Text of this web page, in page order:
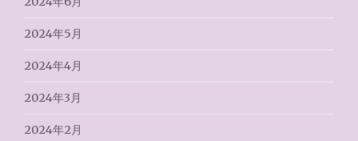
2024年5月
2024年4月
2024年3月
2024年2月